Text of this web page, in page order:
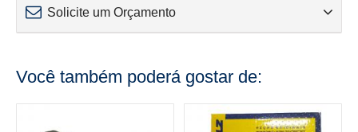
Solicite um Orçamento
Você também poderá gostar de: